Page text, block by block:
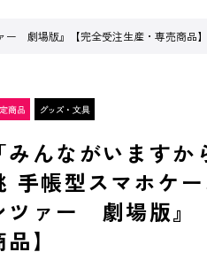
ー 劇場版』【完全受注生産・専売商品】
「みんながいます
手帳型スマホケ
ツァー 劇場版』
】